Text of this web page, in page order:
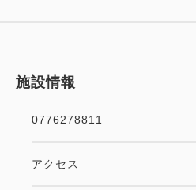
施設情報
0776278811
アクセス